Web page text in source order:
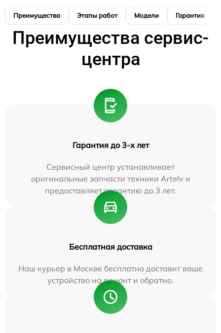
Преимущества Этапы работ Модели Гарантия
Преимущества сервис-
центра
Гарантия до 3-х лет
Сервисный центр устанавливает
оригинальные запчасти техники Artelv и
предоставляет гарантию до 3 лет.
Бесплатная доставка
Наш курьер в Москве бесплатно доставит ваше
устройство на ремонт и обратно.